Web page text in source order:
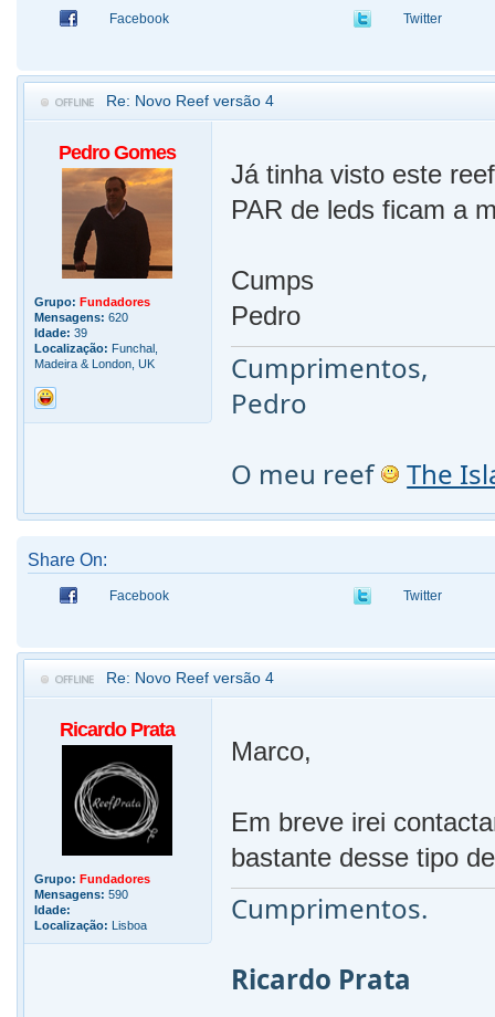
Facebook Twitter
Re: Novo Reef versão 4
Pedro Gomes
Grupo: Fundadores
Mensagens: 620
Idade: 39
Localização: Funchal,
Madeira & London, UK
Já tinha visto este
PAR de leds ficam a
Cumps
Pedro
Cumprimentos,
Pedro
O meu reef
The
Share On:
Facebook Twitter
Re: Novo Reef versão 4
Ricardo Prata
Grupo: Fundadores
Mensagens: 590
Idade:
Localização: Lisboa
Marco,
Em breve irei
bastante desse tipo
Cumprimentos.
Ricardo Prata